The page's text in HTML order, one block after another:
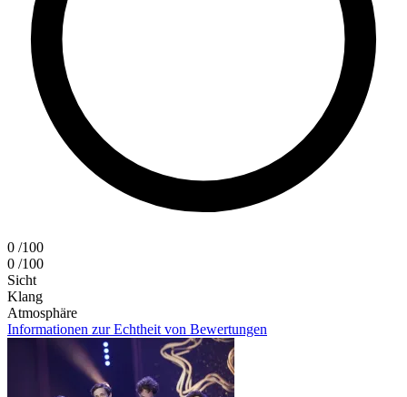
0 /100
0 /100
Sicht
Klang
Atmosphäre
Informationen zur Echtheit von Bewertungen